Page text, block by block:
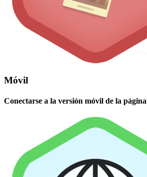
Móvil
Conectarse a la versión móvil de la página